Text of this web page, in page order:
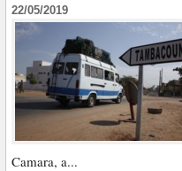
22/05/2019
Camara, a...